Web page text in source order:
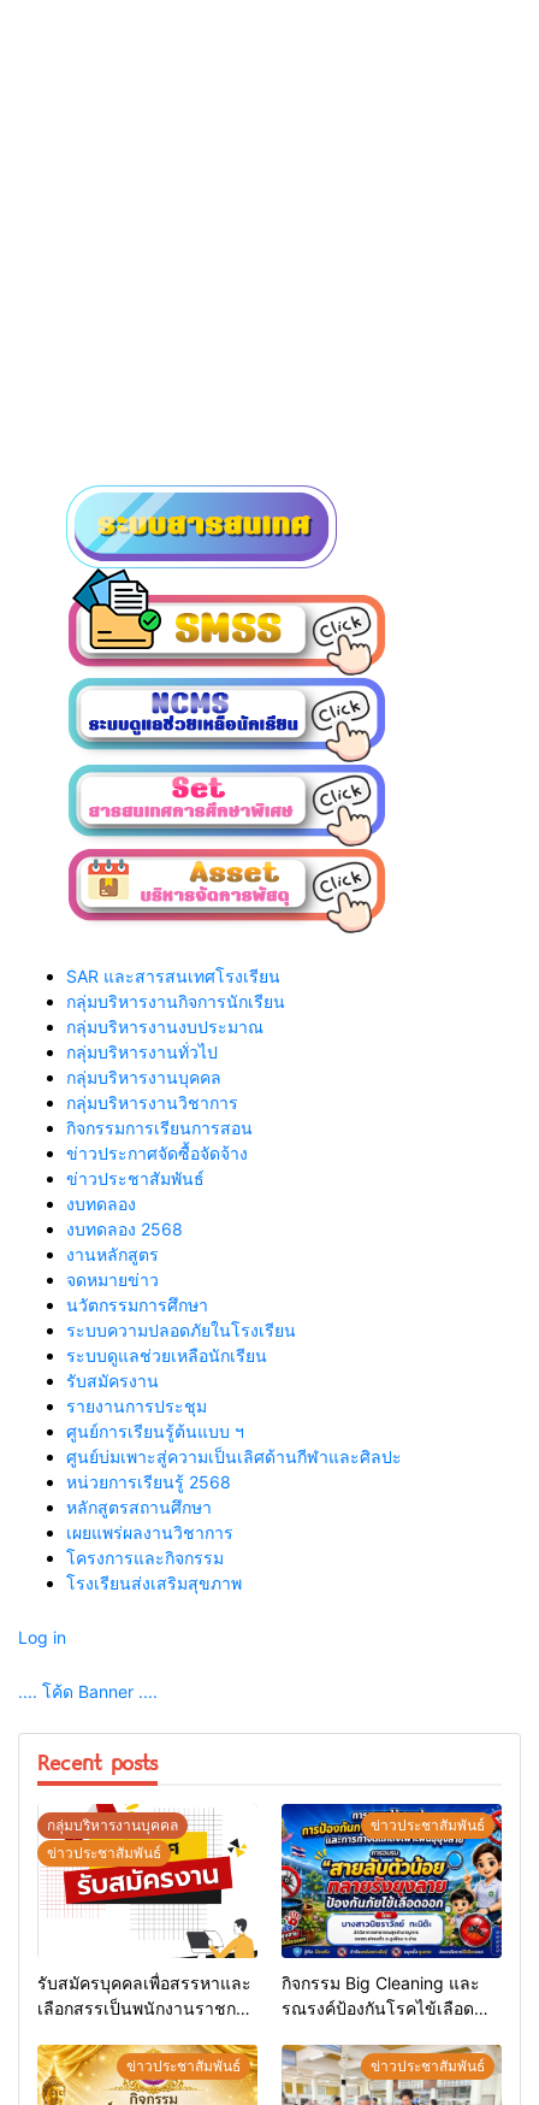
SAR และสารสนเทศโรงเรียน
กลุ่มบริหารงานกิจการนักเรียน
กลุ่มบริหารงานงบประมาณ
กลุ่มบริหารงานทั่วไป
กลุ่มบริหารงานบุคคล
กลุ่มบริหารงานวิชาการ
กิจกรรมการเรียนการสอน
ข่าวประกาศจัดซื้อจัดจ้าง
ข่าวประชาสัมพันธ์
งบทดลอง
งบทดลอง 2568
งานหลักสูตร
จดหมายข่าว
นวัตกรรมการศึกษา
ระบบความปลอดภัยในโรงเรียน
ระบบดูแลช่วยเหลือนักเรียน
รับสมัครงาน
รายงานการประชุม
ศูนย์การเรียนรู้ต้นแบบ ฯ
ศูนย์บ่มเพาะสู่ความเป็นเลิศด้านกีฬาและศิลปะ
หน่วยการเรียนรู้ 2568
หลักสูตรสถานศึกษา
เผยแพร่ผลงานวิชาการ
โครงการและกิจกรรม
โรงเรียนส่งเสริมสุขภาพ
Log in
.... โค้ด Banner ....
Recent posts
กลุ่มบริหารงานบุคคล
ข่าวประชาสัมพันธ์
รับสมัครบุคคลเพื่อสรรหาและ
เลือกสรรเป็นพนักงานราชการ
ข่าวประชาสัมพันธ์
กิจกรรม Big Cleaning และ
รณรงค์ป้องกันโรคไข้เลือด
ข่าวประชาสัมพันธ์ ข่าวประชาสัมพันธ์